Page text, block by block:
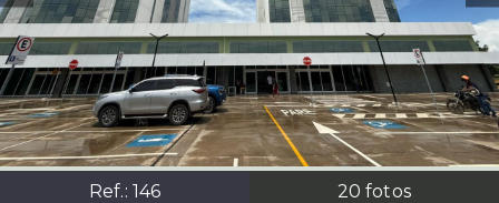
Ref.: 146 20 fotos